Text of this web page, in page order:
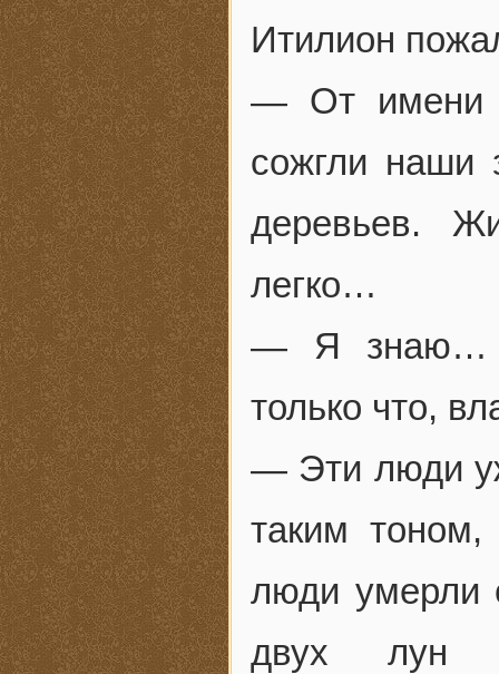
Итилион
— От имени
сожгли наши
деревьев.
легко…
— Я знаю…
только что,
— Эти люди
таким
люди умерли
двух лун